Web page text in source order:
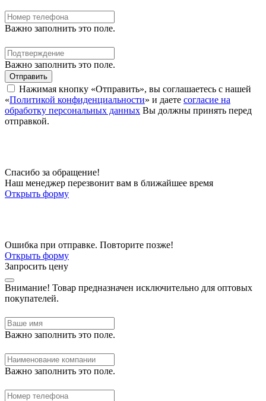
Важно заполнить это поле.
Важно заполнить это поле.
Отправить
Нажимая кнопку «Отправить», вы соглашаетесь с нашей
«Политикой конфиденциальности» и даете согласие на
обработку персональных данных Вы должны принять перед
отправкой.
Спасибо за обращение!
Наш менеджер перезвонит вам в ближайшее время
Открыть форму
Ошибка при отправке. Повторите позже!
Открыть форму
Запросить цену
Внимание! Товар предназначен исключительно для оптовых
покупателей.
Важно заполнить это поле.
Важно заполнить это поле.